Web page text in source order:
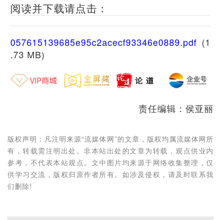
阅读并下载请点击：
057615139685e95c2acecf93346e0889.pdf (1
.73 MB)
责任编辑：侯亚丽
版权声明：凡注明来源“流媒体网”的文章，版权均属流媒体网所
有，转载需注明出处。非本站出处的文章为转载，观点供业内
参考，不代表本站观点。文中图片均来源于网络收集整理，仅
供学习交流，版权归原作者所有。如涉及侵权，请及时联系我
们删除!